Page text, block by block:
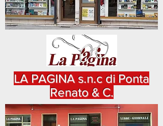
LA PAGINA s.n.c di Ponta
Renato & C.